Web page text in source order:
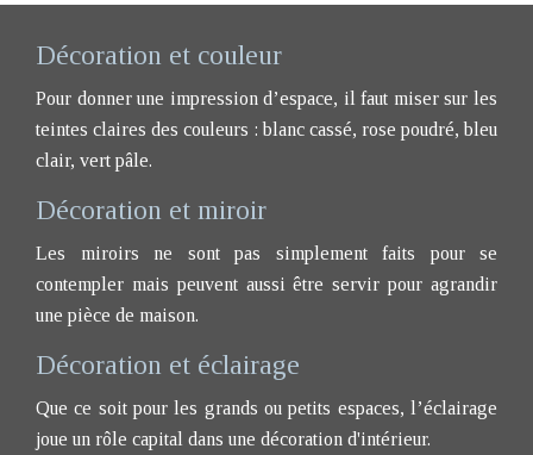
Décoration et couleur
Pour donner une impression d’espace, il faut miser sur les
teintes claires des couleurs : blanc cassé, rose poudré, bleu
clair, vert pâle.
Décoration et miroir
Les miroirs ne sont pas simplement faits pour se
contempler mais peuvent aussi être servir pour agrandir
une pièce de maison.
Décoration et éclairage
Que ce soit pour les grands ou petits espaces, l’éclairage
joue un rôle capital dans une décoration d'intérieur.